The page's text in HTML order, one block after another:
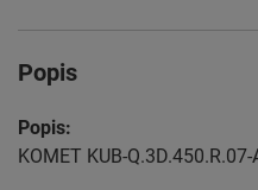
Popis
Popis:
KOMET KUB-